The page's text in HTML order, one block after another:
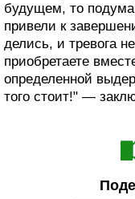
будущем, то
привели к
делись, и тревога
приобретаете
определенной
того стоит!" —